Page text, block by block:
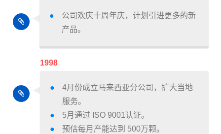
公司欢庆十周年庆，计划引进更多的新
产品。
1998
4月份成立马来西亚分公司，扩大当地
服务。
5月通过 ISO 9001认证。
预估每月产能达到 500万颗。